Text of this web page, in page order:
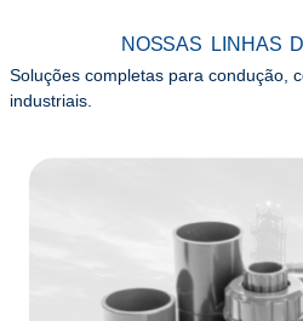
NOSSAS LINHAS
Soluções completas para condução,
industriais.